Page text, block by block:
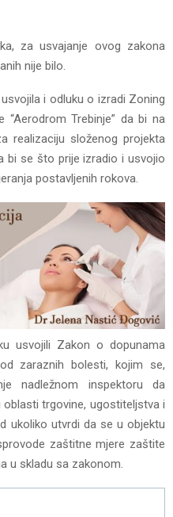
za usvajanje ovog zakona
nije bilo.
i odluku o izradi Zoning
“Aerodrom Trebinje” da bi na
realizaciju složenog projekta
bi se što prije izradio i usvojio
postavljenih rokova.
usvojili Zakon o dopunama
zaraznih bolesti, kojim se,
nadležnom inspektoru da
trgovine, ugostiteljstva i
ukoliko utvrdi da se u objektu
zaštitne mjere zaštite
u skladu sa zakonom.